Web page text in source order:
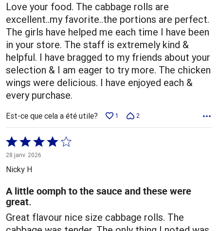
Love your food. The cabbage rolls are
excellent..my favorite..the portions are perfect.
The girls have helped me each time I have been
in your store. The staff is extremely kind &
helpful. I have bragged to my friends about your
selection & I am eager to try more. The chicken
wings were delicious. I have enjoyed each &
every purchase.
Est-ce que cela a été utile? 1 2
Coté
4 sur
5
28 janv. 2026
Nicky H
A little oomph to the sauce and these were
great.
Great flavour nice size cabbage rolls. The